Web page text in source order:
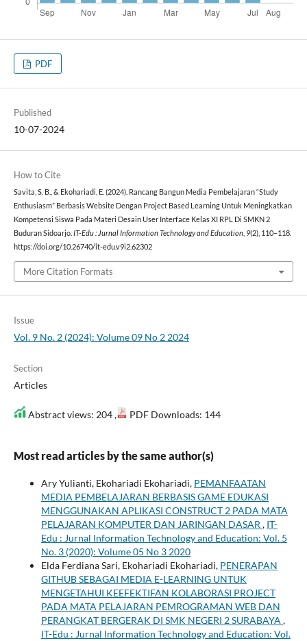
PDF
Published
10-07-2024
How to Cite
Savita, S. B., & Ekohariadi, E. (2024). Rancang Bangun Media Pembelajaran “Study
Enthusiasm” Berbasis Website Dengan Project Based Learning Untuk Meningkatkan
Kompetensi Siswa Pada Materi Desain User Interface Kelas XI RPL Di SMKN 2
Buduran Sidoarjo. IT-Edu : Jurnal Information Technology and Education, 9(2), 110–118.
https://doi.org/10.26740/it-edu.v9i2.62302
More Citation Formats
Issue
Vol. 9 No. 2 (2024): Volume 09 No 2 2024
Section
Articles
Abstract views: 204 , PDF Downloads: 144
Most read articles by the same author(s)
Ary Yulianti, Ekohariadi Ekohariadi, PEMANFAATAN
MEDIA PEMBELAJARAN BERBASIS GAME EDUKASI
MENGGUNAKAN APLIKASI CONSTRUCT 2 PADA MATA
PELAJARAN KOMPUTER DAN JARINGAN DASAR , IT-
Edu : Jurnal Information Technology and Education: Vol. 5
No. 3 (2020): Volume 05 No 3 2020
Elda Ferdiana Sari, Ekohariadi Ekohariadi, PENERAPAN
GITHUB SEBAGAI MEDIA E-LEARNING UNTUK
MENGETAHUI KEEFEKTIFAN KOLABORASI PROJECT
PADA MATA PELAJARAN PEMROGRAMAN WEB DAN
PERANGKAT BERGERAK DI SMK NEGERI 2 SURABAYA ,
IT-Edu : Jurnal Information Technology and Education: Vol.